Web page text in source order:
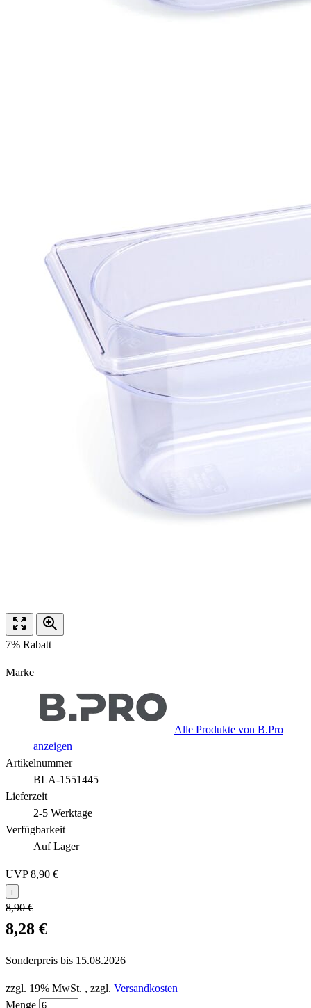
7% Rabatt
Marke
Alle Produkte von B.Pro
anzeigen
Artikelnummer
BLA-1551445
Lieferzeit
2-5 Werktage
Verfügbarkeit
Auf Lager
UVP8,90 €
i
8,90 €
8,28 €
Sonderpreis bis 15.08.2026
zzgl. 19% MwSt. , zzgl. Versandkosten
Menge